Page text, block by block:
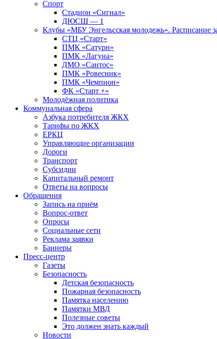
Спорт
Стадион «Сигнал»
ДЮСШ — 1
Клубы «МБУ Энгельсская молодежь». Расписание
СТЦ «Старт»
ПМК «Сатурн»
ПМК «Лагуна»
ДМО «Сантос»
ПМК «Ровесник»
ПМК «Чемпион»
ФК «Старт +»
Молодёжная политика
Коммунальная сфера
Азбука потребителя ЖКХ
Тарифы по ЖКХ
ЕРКЦ
Управляющие организации
Дороги
Транспорт
Субсидии
Капитальный ремонт
Ответы на вопросы
Обращения
Запись на приём
Вопрос-ответ
Опросы
Социальные сети
Реклама заявки
Баннеры
Пресс-центр
Газеты
Безопасность
Детская безопасность
Пожарная безопасность
Памятка населению
Памятки МВД
Полезные советы
Это должен знать каждый
Новости